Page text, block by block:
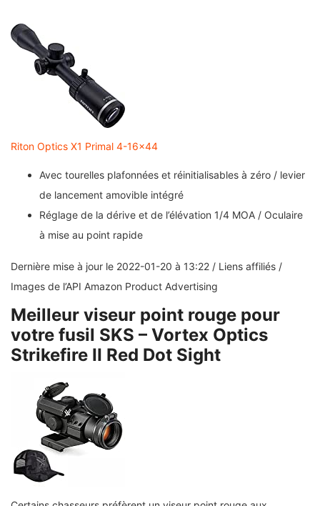
Riton Optics X1 Primal 4-16×44
Avec tourelles plafonnées et réinitialisables à zéro / levier
de lancement amovible intégré
Réglage de la dérive et de l’élévation 1/4 MOA / Oculaire
à mise au point rapide
Dernière mise à jour le 2022-01-20 à 13:22 / Liens affiliés /
Images de l’API Amazon Product Advertising
Meilleur viseur point rouge pour
votre fusil SKS – Vortex Optics
Strikefire II Red Dot Sight